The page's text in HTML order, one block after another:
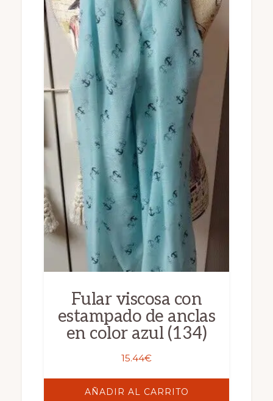
Fular viscosa con
estampado de anclas
en color azul (134)
15.44€
AÑADIR AL CARRITO